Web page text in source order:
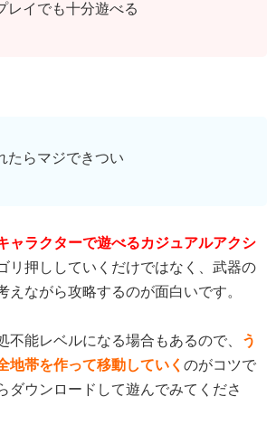
レイでも十分遊べる
たらマジできつい
ャラクターで遊べるカジュアルアクシ
リ押ししていくだけではなく、武器の
えながら攻略するのが面白いです。
不能レベルになる場合もあるので、
う
地帯を作って移動していく のがコツで
ダウンロードして遊んでみてくださ